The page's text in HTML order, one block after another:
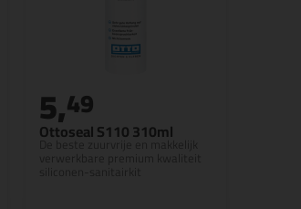
Ottoseal S110 310ml
De beste zuurvrije en makkelijk
5,49